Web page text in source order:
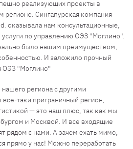
реализующих проекты в
регионе. Сингапурская компания
оказывала нам консультационные,
услуги по управлению ОЭЗ "Моглино".
было нашим преимуществом,
И заложило прочный
ОЭЗ "Моглино"
региона с другими
таки приграничный регион,
— это наш плюс, так как мы
и Москвой. И все входящие
рядом с нами. А зачем ехать мимо,
прямо у нас! Можно переработать